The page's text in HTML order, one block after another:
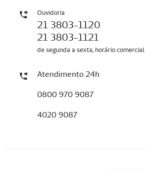
Ouvidoria
21 3803-1120
21 3803-1121
de segunda a sexta, horário comercial
Atendimento 24h
0800 970 9087
4020 9087